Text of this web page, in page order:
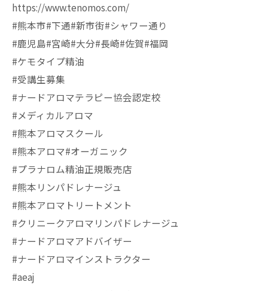
https://www.tenomos.com/
#熊本市#下通#新市街#シャワー通り
#鹿児島#宮崎#大分#長崎#佐賀#福岡
#ケモタイプ精油
#受講生募集
#ナードアロマテラピー協会認定校
#メディカルアロマ
#熊本アロマスクール
#熊本アロマ#オーガニック
#プラナロム精油正規販売店
#熊本リンパドレナージュ
#熊本アロマトリートメント
#クリニークアロマリンパドレナージュ
#ナードアロマアドバイザー
#ナードアロマインストラクター
#aeaj